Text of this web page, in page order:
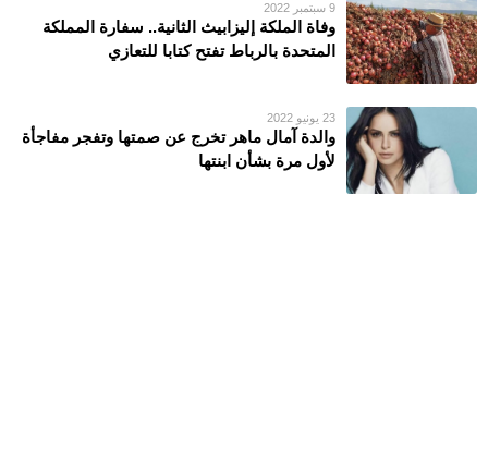
9 سبتمبر 2022
وفاة الملكة إليزابيث الثانية.. سفارة المملكة
المتحدة بالرباط تفتح كتابا للتعازي
23 يونيو 2022
والدة آمال ماهر تخرج عن صمتها وتفجر مفاجأة
لأول مرة بشأن ابنتها